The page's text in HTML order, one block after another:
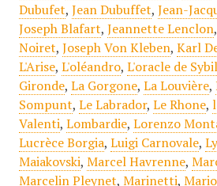
Dubufet, Jean Dubuffet, Jean-
Joseph Blafart, Jeannette Lenclon,
Noiret, Joseph Von Kleben, Karl
L'Arise, L'oléandro, L'oracle de
Gironde, La Gorgone, La Louvière,
Sompunt, Le Labrador, Le Rhone,
Valenti, Lombardie, Lorenzo
Lucrèce Borgia, Luigi Carnovale,
Maiakovski, Marcel Havrenne,
Marcelin Pleynet, Marinetti,